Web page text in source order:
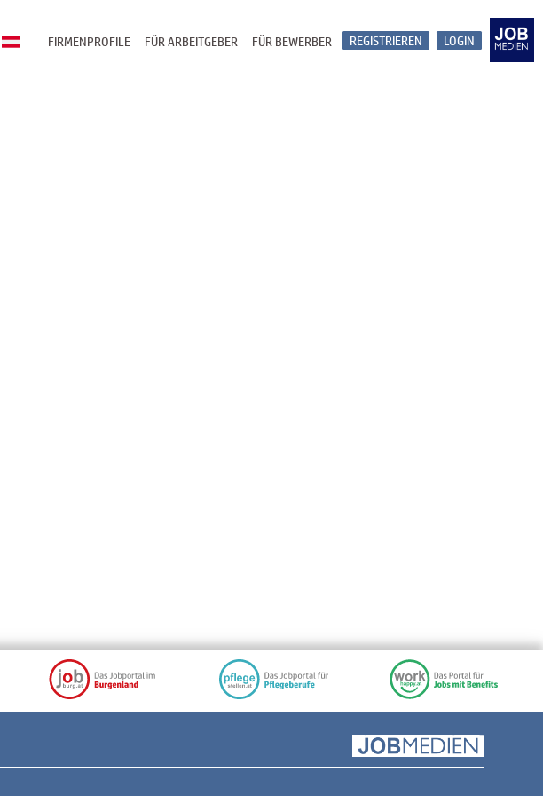
LOGIN
REGISTRIEREN
FÜR BEWERBER
FÜR ARBEITGEBER
FIRMENPROFILE